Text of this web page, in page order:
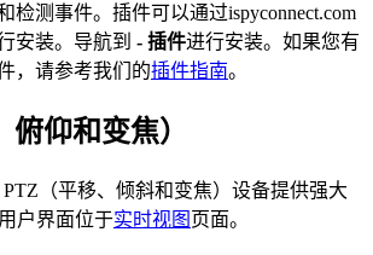
检测事件。插件可以通过ispyconnect.com
安装。导航到 - 插件进行安装。如果您有
，请参考我们的插件指南。
仰和变焦）
（平移、倾斜和变焦）设备提供强大
户界面位于实时视图 页面。